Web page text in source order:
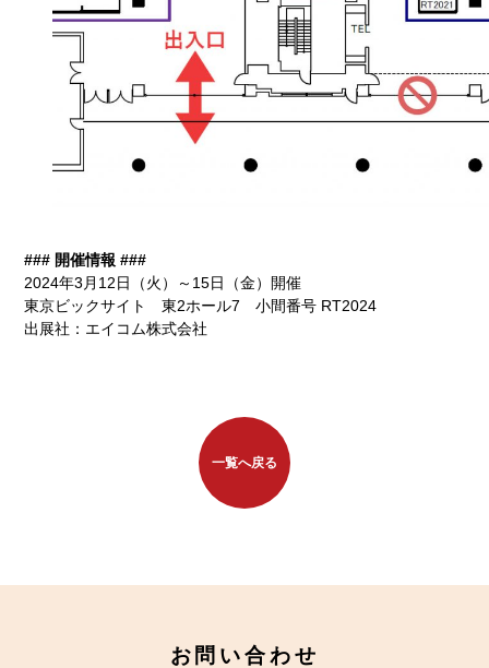
### 開催情報 ###
2024年3月12日（火）～15日（金）開催
東京ビックサイト 東2ホール7 小間番号 RT2024
出展社：エイコム株式会社
一覧へ戻る
お問い合わせ